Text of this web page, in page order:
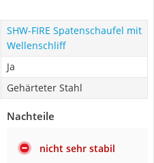
SHW-FIRE Spatenschaufel mit
Wellenschliff
Ja
Gehärteter Stahl
Nachteile
nicht sehr stabil